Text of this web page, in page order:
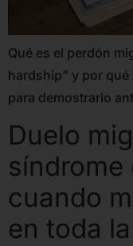
Qué es el perdón
hardship” y por
para demostrarlo
Duelo
síndrome
cuando
en toda